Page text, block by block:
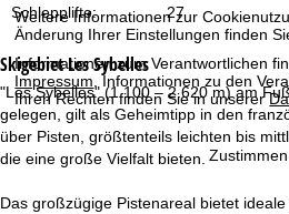
Weitere Informationen zur
Änderung Ihrer Einstellungen finden
Informationen zum Verantwortlichen
Impressum . Informationen zu den
Ihren Rechten finden Sie in unserer
Zustimmen
Schlepplifte: 27
SkigebietLes Sybelles
"Les Sybelles" (1.100 – 2.620 m) am
gelegen, gilt als Geheimtipp in den
über Pisten, größtenteils leichten bis
die eine große Vielfalt bieten.
Das großzügige Pistenareal bietet